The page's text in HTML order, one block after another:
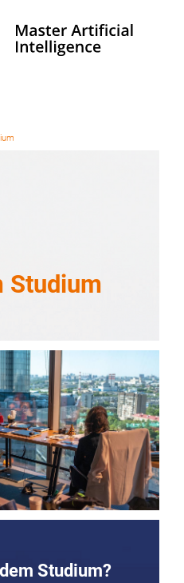
Studium
Studium?